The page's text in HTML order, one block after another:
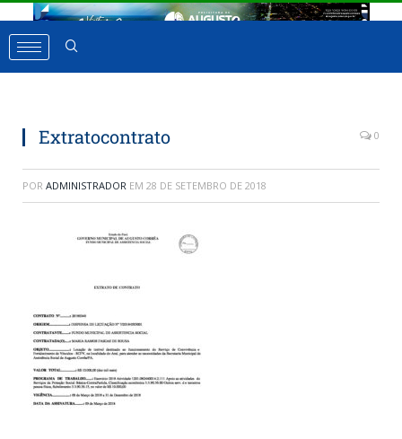
Extratocontrato 0
POR ADMINISTRADOR EM 28 DE SETEMBRO DE 2018